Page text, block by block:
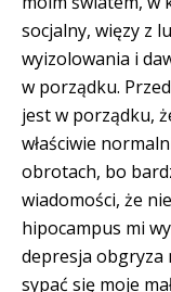
socjalny, więzy z
wyizolowania i
w porządku.
jest w porządku,
właściwie
obrotach, bo
wiadomości, że
hipocampus mi
depresja obgryza
sypać się moje